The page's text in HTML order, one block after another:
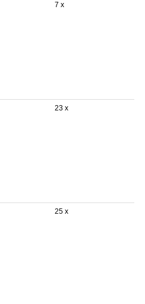
7 x
23 x
25 x